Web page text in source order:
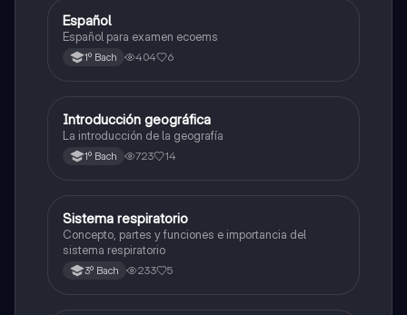
Otros
Español
Español para examen ecoems
1º Bach 404 6
Otros
Introducción geográfica
La introducción de la geografía
1º Bach 723 14
Otros
Sistema respiratorio
Concepto, partes y funciones e importancia del
sistema respiratorio
3º Bach 233 5